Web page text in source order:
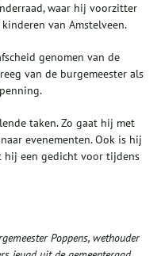
waar hij voorzitter
van Amstelveen.
genomen van de
van de burgemeester als
taken. Zo gaat hij met
evenementen. Ook is hij
hij een gedicht voor tijdens
Poppens, wethouder